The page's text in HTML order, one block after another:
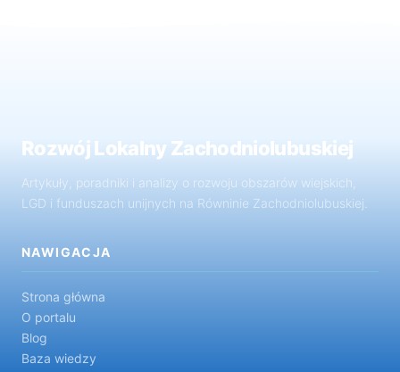
Rozwój Lokalny Zachodniolubuskiej
Artykuły, poradniki i analizy o rozwoju obszarów wiejskich,
LGD i funduszach unijnych na Równinie Zachodniolubuskiej.
NAWIGACJA
Strona główna
O portalu
Blog
Baza wiedzy